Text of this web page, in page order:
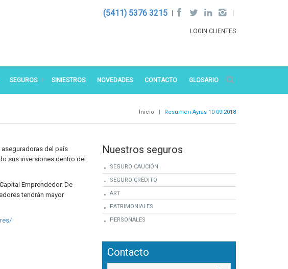
(5411) 5376 3215
LOGIN CLIENTES
SEGUROS SINIESTROS NOVEDADES CONTACTO GLOSARIO
Inicio | Resumen Ayras 10-09-2018
del país
sus inversiones dentro del
Emprendedor. De
tendrán mayor
Nuestros seguros
SEGURO CAUCIÓN
SEGURO CRÉDITO
ART
PATRIMONIALES
PERSONALES
Contacto